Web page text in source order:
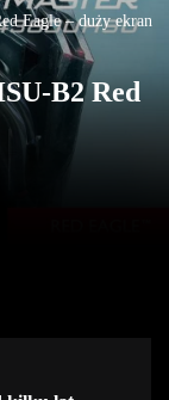
Eagle – duży ekran
B2 Red